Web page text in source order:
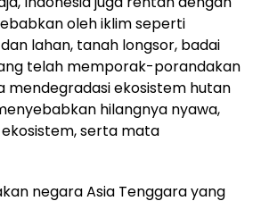
oleh iklim seperti
lahan, tanah longsor, badai
telah memporak-porandakan
ekosistem hutan
hilangnya nyawa,
serta mata
negara Asia Tenggara yang